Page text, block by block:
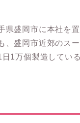
県盛岡市に本社を
、盛岡市近郊のス
1万個製造してい